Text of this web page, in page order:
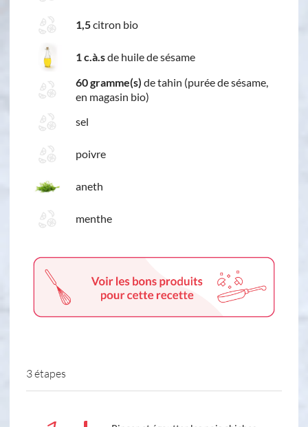
1,5citron bio
1 c.à.sde huile de sésame
60 gramme(s) de tahin (purée de sésame,
en magasin bio)
sel
poivre
aneth
menthe
3 étapes